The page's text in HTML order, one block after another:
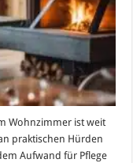
Wohnzimmer ist weit
praktischen Hürden
Aufwand für Pflege